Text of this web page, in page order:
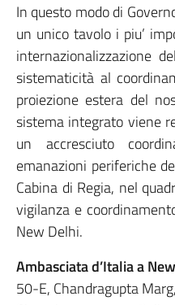
In questo modo di
un unico tavolo i piu’
internazionalizzazione
sistematicità al
proiezione estera del
sistema integrato viene
un accresciuto
emanazioni periferiche
Cabina di Regia, nel
vigilanza e
New Delhi.
Ambasciata d’Italia a
50-E, Chandragupta Marg,